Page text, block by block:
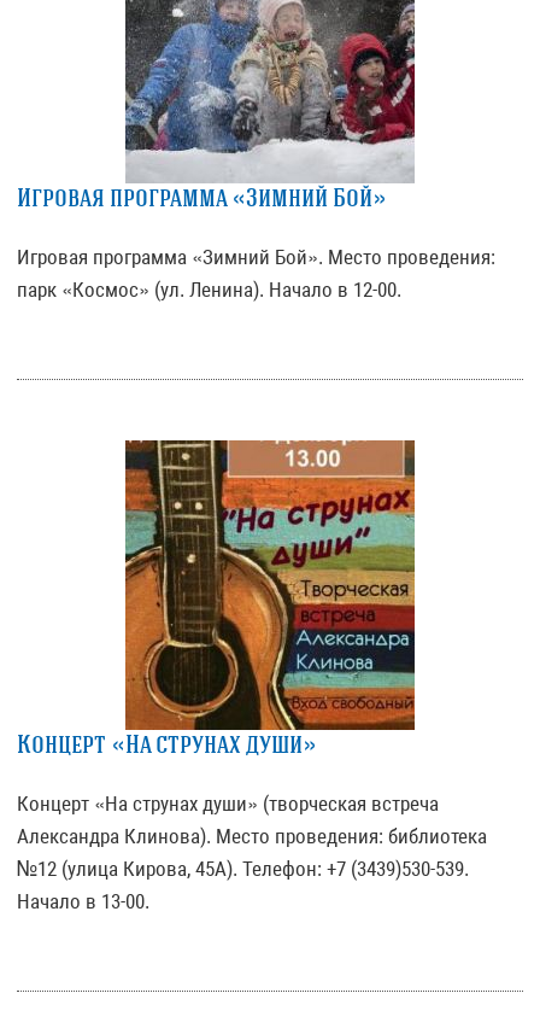
Игровая программа «Зимний Бой»
Игровая программа «Зимний Бой». Место проведения:
парк «Космос» (ул. Ленина). Начало в 12-00.
Концерт «На струнах души»
Концерт «На струнах души» (творческая встреча
Александра Клинова). Место проведения: библиотека
№12 (улица Кирова, 45А). Телефон: +7 (3439)530-539.
Начало в 13-00.